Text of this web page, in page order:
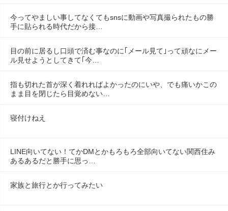
今ってやましい事してなくてもsnsに動画や写真撮られたもの勝
手に貼られる時代だから接…
目の前に居るし口頭で済む事なのに｢メール見て｣って頑なにメー
ル見せようとしてきて｢今…
指も切れた首が深く着れればよかったのにいや、でも痛いかこの
まま目を閉じたら目覚めない…
寝付けねえ
LINE向いてない！てかDMとかもろもろ全部向いてない関西住み
あるあるだと勝手に思っ…
家族と旅行とか行ってみたい